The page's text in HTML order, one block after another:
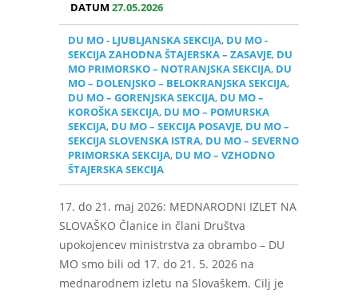
DATUM27.05.2026
DU MO - LJUBLJANSKA SEKCIJA, DU MO -
SEKCIJA ZAHODNA ŠTAJERSKA – ZASAVJE, DU
MO PRIMORSKO – NOTRANJSKA SEKCIJA, DU
MO – DOLENJSKO – BELOKRANJSKA SEKCIJA,
DU MO – GORENJSKA SEKCIJA, DU MO –
KOROŠKA SEKCIJA, DU MO – POMURSKA
SEKCIJA, DU MO – SEKCIJA POSAVJE, DU MO –
SEKCIJA SLOVENSKA ISTRA, DU MO – SEVERNO
PRIMORSKA SEKCIJA, DU MO – VZHODNO
ŠTAJERSKA SEKCIJA
17. do 21. maj 2026: MEDNARODNI IZLET NA
SLOVAŠKO Članice in člani Društva
upokojencev ministrstva za obrambo – DU
MO smo bili od 17. do 21. 5. 2026 na
mednarodnem izletu na Slovaškem. Cilj je